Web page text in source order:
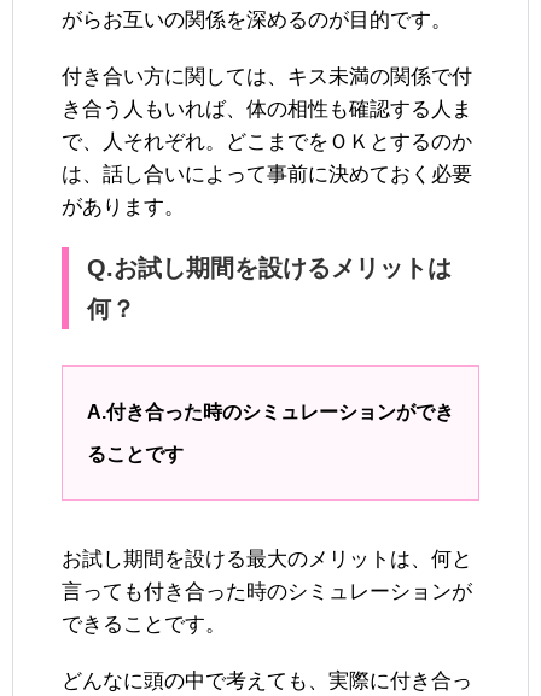
がらお互いの関係を深めるのが目的です。
付き合い方に関しては、キス未満の関係で付
き合う人もいれば、体の相性も確認する人ま
で、人それぞれ。どこまでをＯＫとするのか
は、話し合いによって事前に決めておく必要
があります。
Q.お試し期間を設けるメリットは
何？
A.付き合った時のシミュレーションができ
ることです
お試し期間を設ける最大のメリットは、何と
言っても付き合った時のシミュレーションが
できることです。
どんなに頭の中で考えても、実際に付き合っ